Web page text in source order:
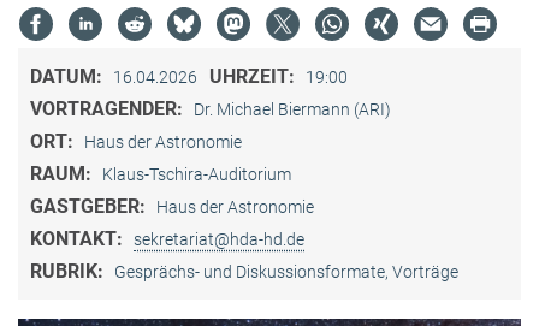
DATUM: 16.04.2026 UHRZEIT: 19:00
VORTRAGENDER: Dr. Michael Biermann (ARI)
ORT: Haus der Astronomie
RAUM: Klaus-Tschira-Auditorium
GASTGEBER: Haus der Astronomie
KONTAKT: sekretariat@hda-hd.de
RUBRIK: Gesprächs- und Diskussionsformate, Vorträge